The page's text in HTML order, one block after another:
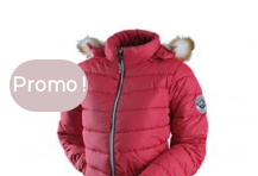
Promo !